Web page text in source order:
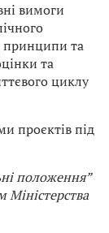
вимоги
принципи та
та
циклу
проєктів під
положення”